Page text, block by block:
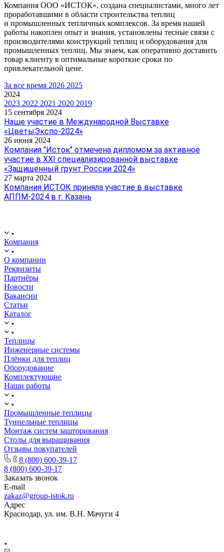
Компания ООО «ИСТОК», создана специалистами, много лет
проработавшими в области строительства теплиц
и промышленных тепличных комплексов. За время нашей
работы накоплен опыт и знания, установлены тесные связи с
производителями конструкций теплиц и оборудования для
промышленных теплиц. Мы знаем, как оперативно доставить
товар клиенту в оптимальные короткие сроки по
привлекательной цене.
За все время 2026 2025
2024
2023 2022 2021 2020 2019
15 сентября 2024
Наше участие в Международной Выставке
«ЦветыЭкспо-2024»
26 июня 2024
Компания "Исток" отмечена дипломом за активное
участие в XXI специализированной выставке
«Защищенный грунт России 2024»
27 марта 2024
Компания ИСТОК приняла участие в выставке
АППМ-2024 в г. Казань
Компания
О компании
Реквизиты
Партнёры
Новости
Вакансии
Статьи
Каталог
Теплицы
Инженерные системы
Плёнки для теплиц
Оборудование
Комплектующие
Наши работы
Промышленные теплицы
Туннельные теплицы
Монтаж систем зашторивания
Столы для выращивания
Отзывы покупателей
8 (800) 600-39-17
8 (800) 600-39-17
Заказать звонок
E-mail
zakaz@group-istok.ru
Адрес
Краснодар, ул. им. В.Н. Мачуги 4